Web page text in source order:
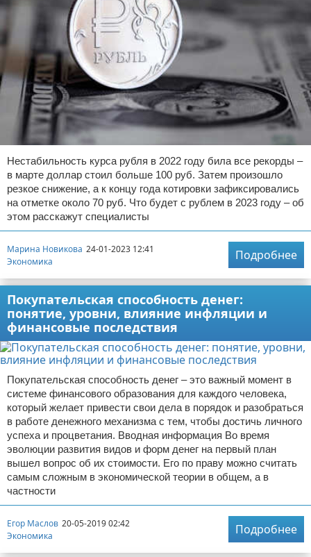
Нестабильность курса рубля в 2022 году била все рекорды –
в марте доллар стоил больше 100 руб. Затем произошло
резкое снижение, а к концу года котировки зафиксировались
на отметке около 70 руб. Что будет с рублем в 2023 году – об
этом расскажут специалисты
Марина Новикова 24-01-2023 12:41
Экономика
Подробнее
Покупательская способность денег:
понятие, уровни, влияние инфляции и
финансовые последствия
Покупательская способность денег – это важный момент в
системе финансового образования для каждого человека,
который желает привести свои дела в порядок и разобраться
в работе денежного механизма с тем, чтобы достичь личного
успеха и процветания. Вводная информация Во время
эволюции развития видов и форм денег на первый план
вышел вопрос об их стоимости. Его по праву можно считать
самым сложным в экономической теории в общем, а в
частности
Егор Маслов 20-05-2019 02:42
Экономика
Подробнее